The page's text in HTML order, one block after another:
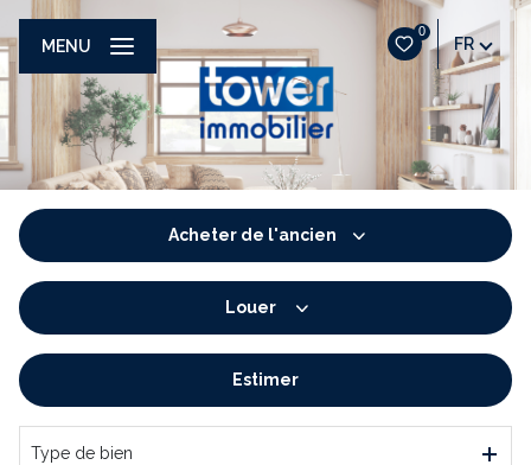
0
FR
MENU
Acheter de l'ancien
De l'immo pro
Louer
De l'immo pro
Estimer
Type de bien